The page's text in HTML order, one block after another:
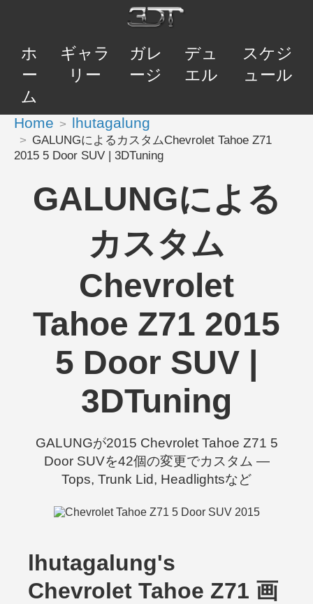
ホ
ー
ム
ギャラ
リー
ガレ
ージ
デュ
エル
スケジ
ュール
Home lhutagalung
GALUNGによるカスタムChevrolet Tahoe Z71
2015 5 Door SUV | 3DTuning
GALUNGによる
カスタム
Chevrolet
Tahoe Z71 2015
5 Door SUV |
3DTuning
GALUNGが2015 Chevrolet Tahoe Z71 5
Door SUVを42個の変更でカスタム —
Tops, Trunk Lid, Headlightsなど
lhutagalung's
Chevrolet Tahoe Z71 画